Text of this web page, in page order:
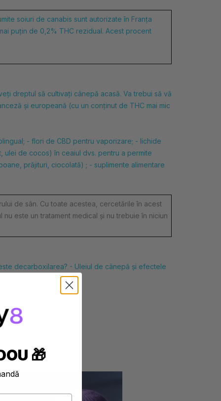
soiuri de canabis sunt autorizate în Franța
puțin de 0,2% THC rezidual. Acest procent
dreptul să cultivați cânepă acasă. Va trebui să vă
și europeană (cu un conținut de THC mai mic
- flori de CBD pentru vaporizare; - lichide
ulei de cocos) în ceaiul dvs. pentru a permite
prăjituri, ciocolată) ; - suplimente alimentare
de sân. Cu toate acestea, cercetările în acest
este un tratament medical și nu trebuie în niciun
decarboxilarea? - Uleiul de cânepă și efectele
🎁